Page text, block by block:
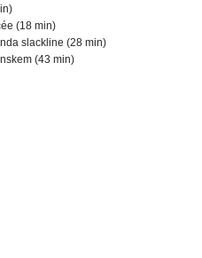
(18 min)
slackline (28 min)
(43 min)